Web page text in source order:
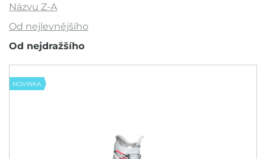
Outlet
Doporučujeme
Názvu Z-A
Od nejlevnějšího
Od nejdražšího
NOVINKA